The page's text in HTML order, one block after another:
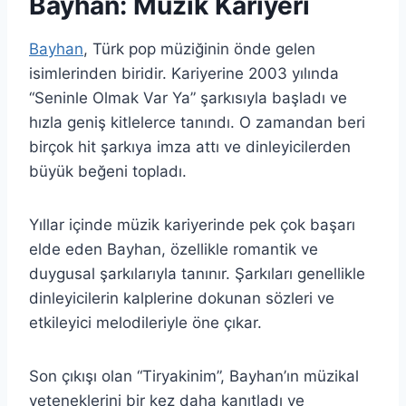
Bayhan, Türk pop müziğinin önde gelen
isimlerinden biridir. Kariyerine 2003 yılında
“Seninle Olmak Var Ya” şarkısıyla başladı ve
hızla geniş kitlelerce tanındı. O zamandan beri
birçok hit şarkıya imza attı ve dinleyicilerden
büyük beğeni topladı.
Yıllar içinde müzik kariyerinde pek çok başarı
elde eden Bayhan, özellikle romantik ve
duygusal şarkılarıyla tanınır. Şarkıları genellikle
dinleyicilerin kalplerine dokunan sözleri ve
etkileyici melodileriyle öne çıkar.
Son çıkışı olan “Tiryakinim”, Bayhan’ın müzikal
yeteneklerini bir kez daha kanıtladı ve